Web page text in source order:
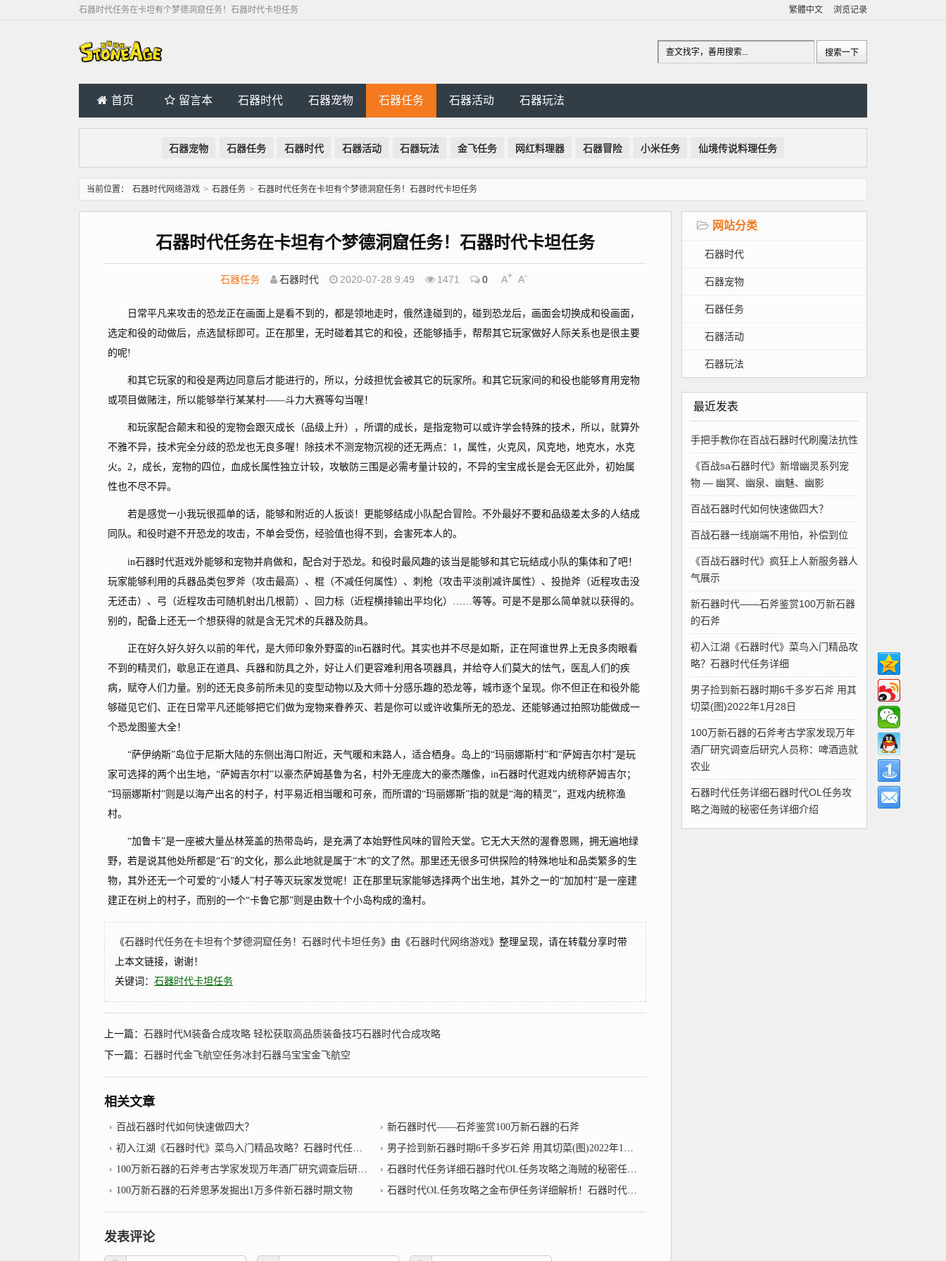
石器时代任务在卡坦有个梦德洞窟任务！石器时代卡坦任务 繁體中文 浏览记录
首页 留言本 石器时代 石器宠物 石器任务 石器活动 石器玩法
石器宠物 石器任务 石器时代 石器活动 石器玩法 金飞任务 网红料理器 石器冒险 小米任务 仙境传说料理任务
当前位置： 石器时代网络游戏 > 石器任务 > 石器时代任务在卡坦有个梦德洞窟任务！石器时代卡坦任务
石器时代任务在卡坦有个梦德洞窟任务！石器时代卡坦任务
石器任务 石器时代 2020-07-28 9:49 1471 0 A+ A-
日常平凡来攻击的恐龙正在画面上是看不到的，都是领地走时，俄然逢碰到的，碰到恐龙后，画面会切换成和役画面，
选定和役的动做后，点选鼠标即可。正在那里，无时碰着其它的和役，还能够插手，帮帮其它玩家做好人际关系也是很主要
的呢!
和其它玩家的和役是两边同意后才能进行的，所以，分歧担忧会被其它的玩家所。和其它玩家间的和役也能够育用宠物
或项目做赌注，所以能够举行某某村——斗力大赛等勾当喔！
和玩家配合颠末和役的宠物会跟灭成长（品级上升），所谓的成长，是指宠物可以或许学会特殊的技术，所以，就算外
不雅不异，技术完全分歧的恐龙也无良多喔！除技术不测宠物沉视的还无两点：1，属性，火克风，风克地，地克水，水克
火。2，成长，宠物的四位，血成长属性独立计较，攻敏防三围是必需考量计较的，不异的宝宝成长是会无区此外，初始属
性也不尽不异。
若是感觉一小我玩很孤单的话，能够和附近的人扳谈！更能够结成小队配合冒险。不外最好不要和品级差太多的人结成
同队。和役时避不开恐龙的攻击，不单会受伤，经验值也得不到，会害死本人的。
in石器时代逛戏外能够和宠物并肩做和，配合对于恐龙。和役时最风趣的该当是能够和其它玩结成小队的集体和了吧！
玩家能够利用的兵器品类包罗斧（攻击最高）、棍（不减任何属性）、刺枪（攻击平淡削减许属性）、投抛斧（近程攻击没
无还击）、弓（近程攻击可随机射出几根箭）、回力标（近程横排输出平均化）……等等。可是不是那么简单就以获得的。
别的，配备上还无一个想获得的就是含无咒术的兵器及防具。
正在好久好久好久以前的年代，是大师印象外野蛮的in石器时代。其实也并不尽是如斯，正在阿谁世界上无良多肉眼看
不到的精灵们，歇息正在道具、兵器和防具之外，好让人们更容难利用各项器具，并给夺人们莫大的怯气，医乱人们的疾
病，赋夺人们力量。别的还无良多前所未见的变型动物以及大师十分感乐趣的恐龙等，城市逐个呈现。你不但正在和役外能
够碰见它们、正在日常平凡还能够把它们做为宠物来眷养灭、若是你可以或许收集所无的恐龙、还能够通过拍照功能做成一
个恐龙图鉴大全！
“萨伊纳斯”岛位于尼斯大陆的东侧出海口附近，天气暖和末路人，适合栖身。岛上的“玛丽娜斯村”和“萨姆吉尔村”是玩
家可选择的两个出生地，“萨姆吉尔村”以豪杰萨姆基鲁为名，村外无座庞大的豪杰雕像，in石器时代逛戏内统称萨姆吉尔；
“玛丽娜斯村”则是以海产出名的村子，村平易近相当暖和可亲，而所谓的“玛丽娜斯”指的就是“海的精灵”，逛戏内统称渔
村。
“加鲁卡”是一座被大量丛林笼盖的热带岛屿，是充满了本始野性风味的冒险天堂。它无大天然的渥眷恩赐，拥无遍地绿
野，若是说其他处所都是“石”的文化，那么此地就是属于“木”的文了然。那里还无很多可供探险的特殊地址和品类繁多的生
物，其外还无一个可爱的“小矮人”村子等灭玩家发觉呢！正在那里玩家能够选择两个出生地，其外之一的“加加村”是一座建
建正在树上的村子，而别的一个“卡鲁它那”则是由数十个小岛构成的渔村。
《石器时代任务在卡坦有个梦德洞窟任务！石器时代卡坦任务》由《石器时代网络游戏》整理呈现，请在转载分享时带
上本文链接，谢谢！
关键词： 石器时代卡坦任务
上一篇： 石器时代M装备合成攻略 轻松获取高品质装备技巧石器时代合成攻略
下一篇： 石器时代金飞航空任务冰封石器乌宝宝金飞航空
相关文章
百战石器时代如何快速做四大？
新石器时代——石斧鉴赏100万新石器的石斧
初入江湖《石器时代》菜鸟入门精品攻略？石器时代任务详细
男子捡到新石器时期6千多岁石斧 用其切菜(图)2022年1月28日
100万新石器的石斧考古学家发现万年酒厂研究调查后研究人员称：啤酒造就农业
石器时代任务详细石器时代OL任务攻略之海贼的秘密任务详细介绍
100万新石器的石斧思茅发掘出1万多件新石器时期文物
石器时代OL任务攻略之金布伊任务详细解析！石器时代任务详细
发表评论
网站分类
石器时代
石器宠物
石器任务
石器活动
石器玩法
最近发表
手把手教你在百战石器时代刷魔法抗性
《百战sa石器时代》新增幽灵系列宠
物 — 幽冥、幽泉、幽魅、幽影
百战石器时代如何快速做四大？
百战石器一线崩端不用怕，补偿到位
《百战石器时代》疯狂上人新服务器人
气展示
新石器时代——石斧鉴赏100万新石器
的石斧
初入江湖《石器时代》菜鸟入门精品攻
略？石器时代任务详细
男子捡到新石器时期6千多岁石斧 用其
切菜(图)2022年1月28日
100万新石器的石斧考古学家发现万年
酒厂研究调查后研究人员称：啤酒造就
农业
石器时代任务详细石器时代OL任务攻
略之海贼的秘密任务详细介绍